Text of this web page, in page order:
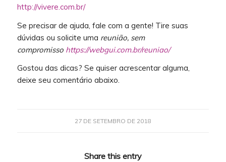
http://vivere.com.br/
Se precisar de ajuda, fale com a gente! Tire suas
dúvidas ou solicite uma reunião, sem
compromisso https://webgui.com.br/reuniao/
Gostou das dicas? Se quiser acrescentar alguma,
deixe seu comentário abaixo.
27 DE SETEMBRO DE 2018
Share this entry